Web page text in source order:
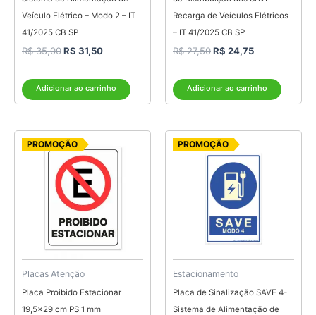
Veículo Elétrico – Modo 2 – IT
41/2025 CB SP
R$35,00R$ 31,50
Adicionar ao carrinho
Recarga de Veículos Elétricos
– IT 41/2025 CB SP
R$27,50R$ 24,75
Adicionar ao carrinho
PROMOÇÃO
Placas Atenção
Placa Proibido Estacionar
19,5×29 cm PS 1 mm
O
preço
original
era:
R$ 9,20.
preço
atual
é:
R$ 7,35.
PROMOÇÃO
Estacionamento
Placa de Sinalização SAVE 4-
Sistema de Alimentação de
O
preço
original
era:
R$ 35,00.
atual
é:
R$ 31,50.